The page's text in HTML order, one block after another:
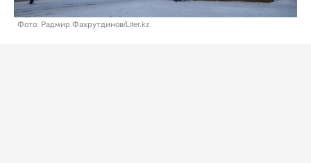
Фото: Радмир Фахрутдинов/Liter.kz